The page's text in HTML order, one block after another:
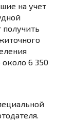
на учет
6 350